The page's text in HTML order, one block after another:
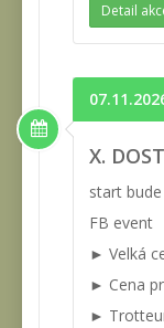
Detail
X.
start
FB event
► Velká
► Cena
►